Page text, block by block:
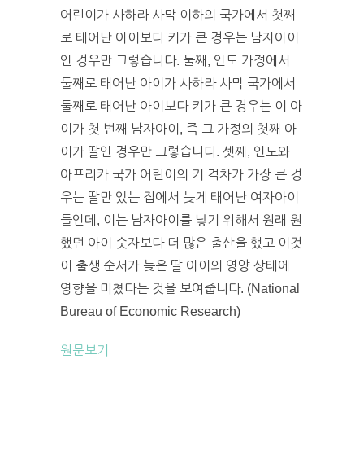
어린이가 사하라 사막 이하의 국가에서 첫째
로 태어난 아이보다 키가 큰 경우는 남자아이
인 경우만 그렇습니다. 둘째, 인도 가정에서
둘째로 태어난 아이가 사하라 사막 국가에서
둘째로 태어난 아이보다 키가 큰 경우는 이 아
이가 첫 번째 남자아이, 즉 그 가정의 첫째 아
이가 딸인 경우만 그렇습니다. 셋째, 인도와
아프리카 국가 어린이의 키 격차가 가장 큰 경
우는 딸만 있는 집에서 늦게 태어난 여자아이
들인데, 이는 남자아이를 낳기 위해서 원래 원
했던 아이 숫자보다 더 많은 출산을 했고 이것
이 출생 순서가 늦은 딸 아이의 영양 상태에
영향을 미쳤다는 것을 보여줍니다. (National
Bureau of Economic Research)
원문보기